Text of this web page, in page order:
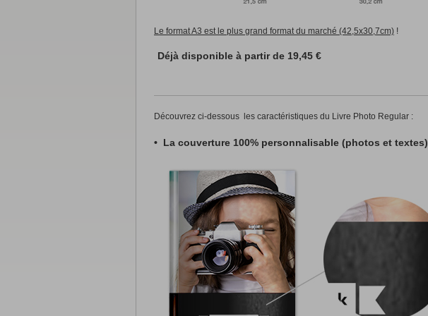
Standard
25x32cm
XL
32,5x49cm
Luxe A3
29,7x42cm
Bureau
A6 portrait
10,5x14,8cm
Panoramique
32x11cm
A5
14,8x21cm
Le format A3 est le plus grand format du marché (42,5x30,7cm) !
Déjà disponible à partir de 19,45 €
Découvrez ci-dessous les caractéristiques du Livre Photo Regular :
• La couverture 100% personnalisable (photos et textes)